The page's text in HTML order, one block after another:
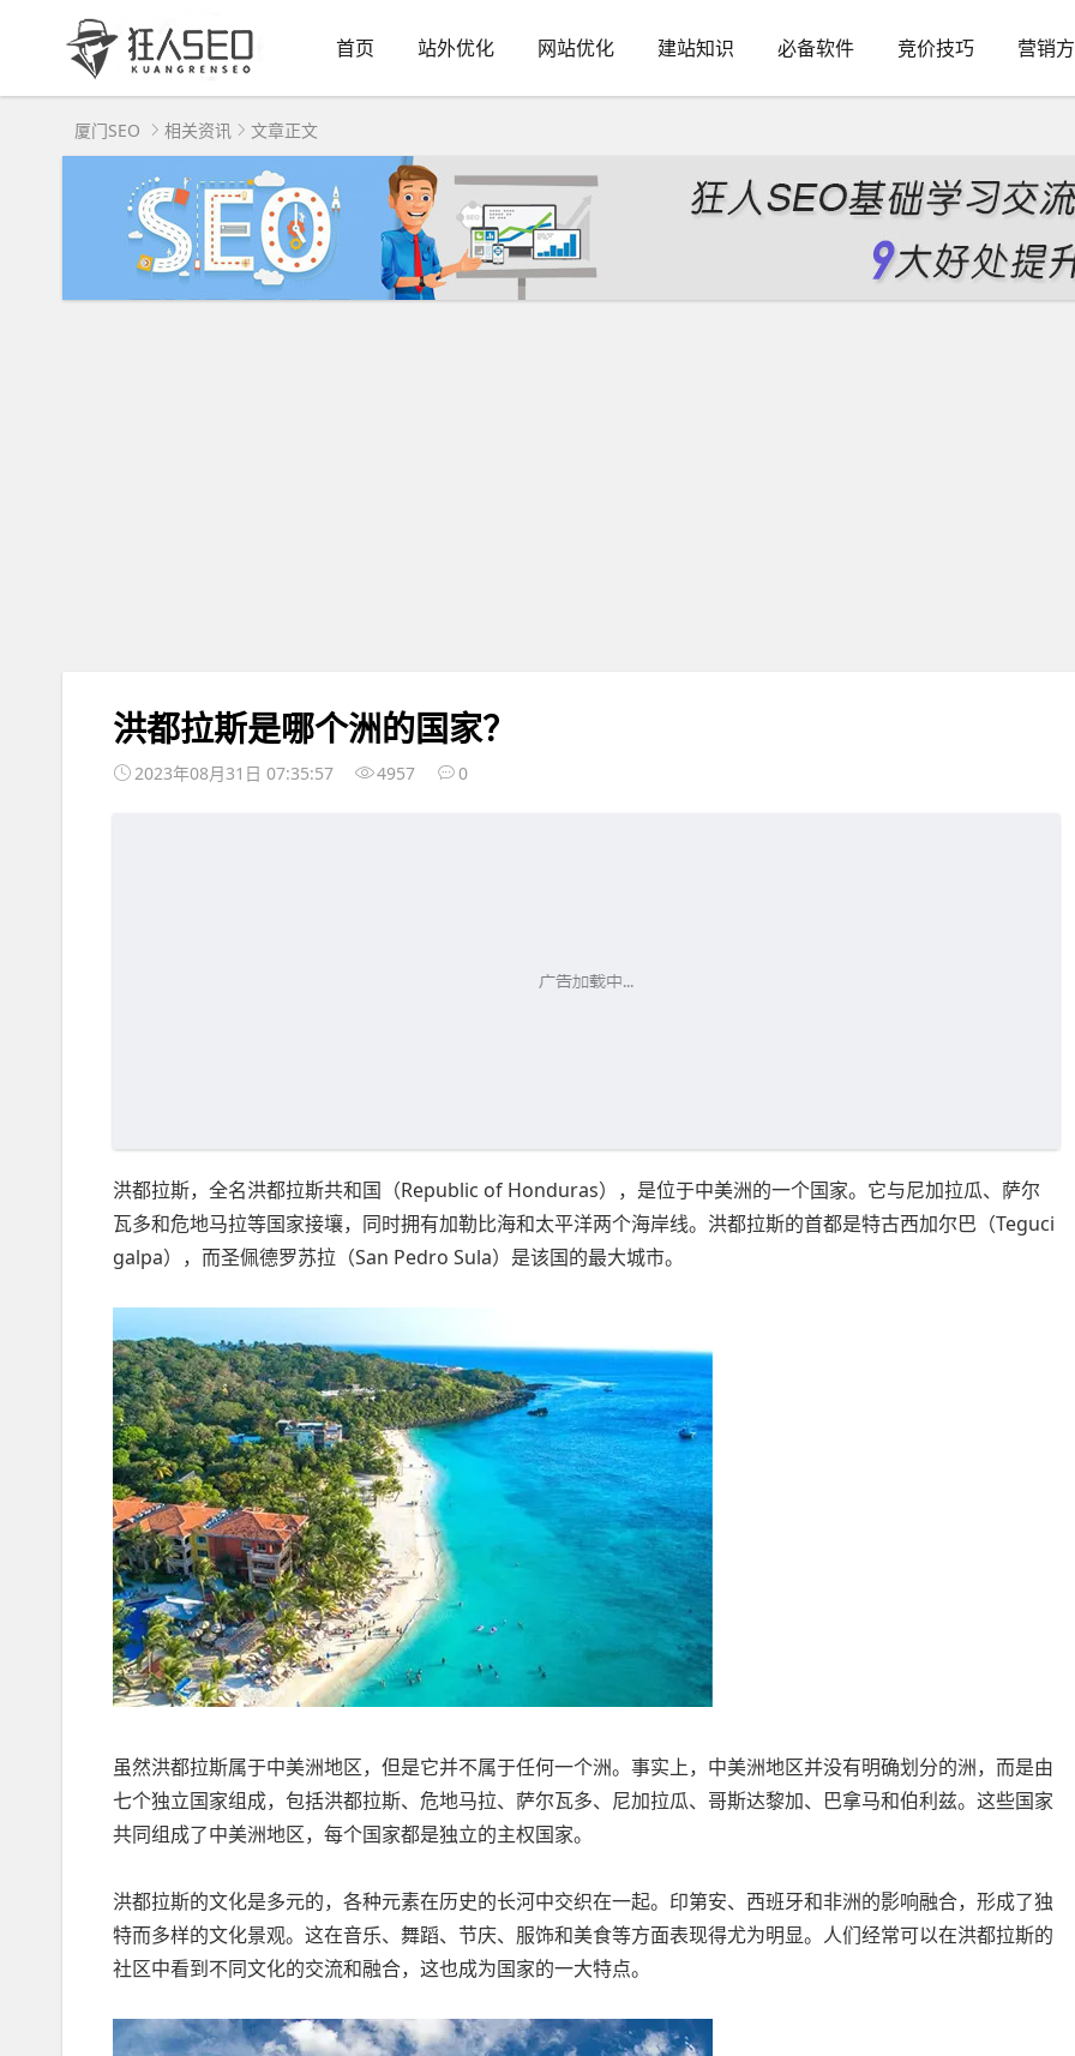
首页 站外优化 网站优化 建站知识 必备软件 竞价技巧 营销
厦门SEO 相关资讯 文章正文
洪都拉斯是哪个洲的国家？
2023年08月31日 07:35:57 4957 0
洪都拉斯，全名洪都拉斯共和国（Republic of Honduras），是位于中美洲的一个国家。它与尼加拉瓜、萨尔
瓦多和危地马拉等国家接壤，同时拥有加勒比海和太平洋两个海岸线。洪都拉斯的首都是特古西加尔巴（Teguci
galpa），而圣佩德罗苏拉（San Pedro Sula）是该国的最大城市。
虽然洪都拉斯属于中美洲地区，但是它并不属于任何一个洲。事实上，中美洲地区并没有明确划分的洲，而是由
七个独立国家组成，包括洪都拉斯、危地马拉、萨尔瓦多、尼加拉瓜、哥斯达黎加、巴拿马和伯利兹。这些国家
共同组成了中美洲地区，每个国家都是独立的主权国家。
洪都拉斯的文化是多元的，各种元素在历史的长河中交织在一起。印第安、西班牙和非洲的影响融合，形成了独
特而多样的文化景观。这在音乐、舞蹈、节庆、服饰和美食等方面表现得尤为明显。人们经常可以在洪都拉斯的
社区中看到不同文化的交流和融合，这也成为国家的一大特点。